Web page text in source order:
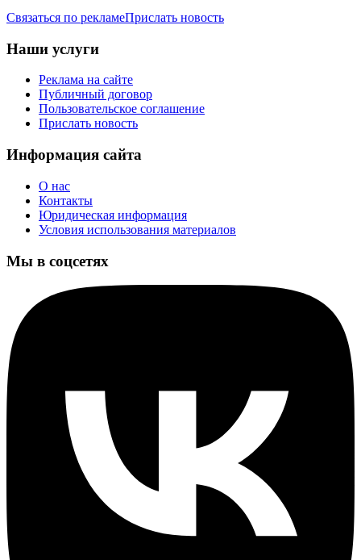
Связаться по рекламеПрислать новость
Наши услуги
Реклама на сайте
Публичный договор
Пользовательское соглашение
Прислать новость
Информация сайта
О нас
Контакты
Юридическая информация
Условия использования материалов
Мы в соцсетях